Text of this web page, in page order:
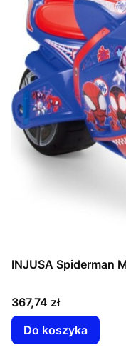
INJUSA Spiderman
Cena
367,74 zł
Do koszyka